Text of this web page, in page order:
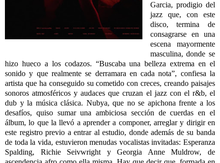
Garcia, prodigio del
jazz que, con este
disco, termina de
consagrarse en una
escena mayormente
masculina, donde se
hizo hueco a los codazos. “Buscaba una belleza extrema en el
sonido y que realmente se derramara en cada nota”, confiesa la
artista que ha conseguido su cometido con creces, creando paisajes
sonoros atmosféricos y audaces que cruzan el jazz con el r&b, el
dub y la música clásica. Nubya, que no se apichona frente a los
desafíos, quiso sumar una ambiciosa sección de cuerdas en el
álbum, lo que la llevó a aprender a componer, arreglar y dirigir en
este registro previo a entrar al estudio, donde además de su banda
de toda la vida, estuvieron menudas vocalistas invitadas: Esperanza
Spalding, Richie Seivwright y Georgia Anne Muldrow, de